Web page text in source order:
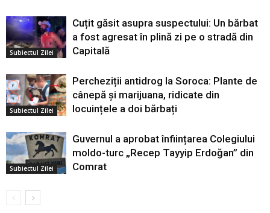
Subiectul Zilei
Cuțit găsit asupra suspectului: Un bărbat
a fost agresat în plină zi pe o stradă din
Capitală
Subiectul Zilei
Percheziții antidrog la Soroca: Plante de
cânepă și marijuana, ridicate din
locuințele a doi bărbați
Subiectul Zilei
Guvernul a aprobat înființarea Colegiului
moldo-turc „Recep Tayyip Erdoğan” din
Comrat